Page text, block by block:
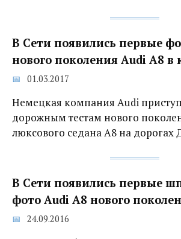
В Сети появились первые
нового поколения Audi A8 в
01.03.2017
Немецкая компания Audi
дорожным тестам нового
люксового седана A8 на дорогах
В Сети появились первые
фото Audi A8 нового
24.09.2016